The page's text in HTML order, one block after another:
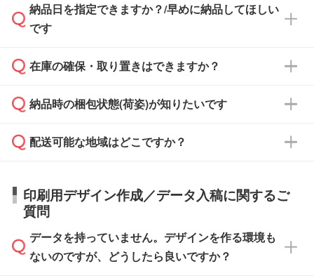
また、卒業・卒園記念品で対策委員会や個人様
校や幼稚園・保育園であれば、同様の条件でご
ご希望の際は担当スタッフまでお気軽にご相談
ください。
ず、通常はPDFデータをメール添付でお送りし
ます。
たは注文フォームの『ご注文に関する備考欄』
・印刷する場合(500個程度)
ご入金、イメージ画像の校了から約2週間～2
ご入金確認後、1～2営業日で出荷いたしま
タッフまでお問い合わせください。
ル」に注文予定日をご入力いただくと、おおよ
その締切日や出荷目安をご確認いただけます。
納品日を指定できますか？/早めに納品してほしい
です
ご希望の納期がある場合は、お問い合わせ・お
い。
応が可能かご案内いたします。
す。>>対象商品はこちら
※最短出荷日は商品によって異なります。各商
品ページにてご確認ください
在庫の確保・取り置きはできますか？
ご入金確認後に在庫を確保し、注文確定のご連
はできかねますので予めご了承ください。
納品時の梱包状態(荷姿)が知りたいです
商品によって異なります。各ページにある商品
す。(白箱、化粧箱、ブリスターパックなど)
【袋入り】 商品がひとつずつ袋に入っていま
す。(透明袋、デザイン袋など)
【個包装なし】 個包装がされていない状態で
配送可能な地域はどこですか？
直接納品は行っておりませんので予めご了承く
ださい。
印刷用デザイン作成／データ入稿に関するご
質問
データを持っていません。デザインを作る環境も
ないのですが、どうしたら良いですか？